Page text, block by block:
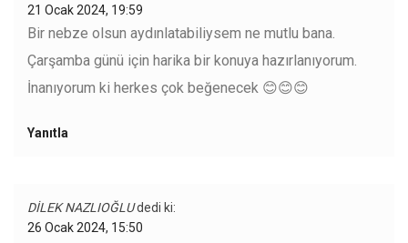
21 Ocak 2024, 19:59
Bir nebze olsun aydınlatabiliysem ne mutlu bana.
Çarşamba günü için harika bir konuya hazırlanıyorum.
İnanıyorum ki herkes çok beğenecek 😊😊😊
Yanıtla
DİLEK NAZLIOĞLUdedi ki:
26 Ocak 2024, 15:50